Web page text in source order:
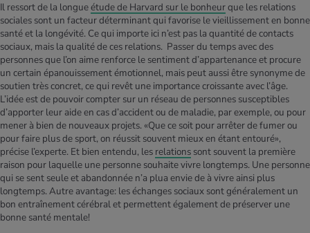
Il ressort de la longueétude de Harvard sur le bonheurque les relations
sociales sont un facteur déterminant qui favorise le vieillissement en bonne
santé et la longévité. Ce qui importe ici n’est pas la quantité de contacts
sociaux, mais la qualité de ces relations. Passer du temps avec des
personnes que l’on aime renforce le sentiment d’appartenance et procure
un certain épanouissement émotionnel, mais peut aussi être synonyme de
soutien très concret, ce qui revêt une importance croissante avec l’âge.
L’idée est de pouvoir compter sur un réseau de personnes susceptibles
d’apporter leur aide en cas d’accident ou de maladie, par exemple, ou pour
mener à bien de nouveaux projets. «Que ce soit pour arrêter de fumer ou
pour faire plus de sport, on réussit souvent mieux en étant entouré»,
précise l’experte. Et bien entendu, les relations sont souvent la première
raison pour laquelle une personne souhaite vivre longtemps. Une personne
qui se sent seule et abandonnée n’a plua envie de à vivre ainsi plus
longtemps. Autre avantage: les échanges sociaux sont généralement un
bon entraînement cérébral et permettent également de préserver une
bonne santé mentale!